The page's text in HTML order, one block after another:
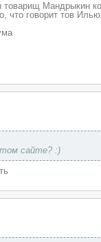
Мандрыкин
что говорит тов
сайте? :)